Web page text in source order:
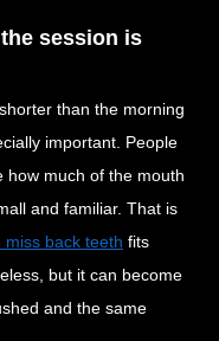
session is
than the morning
important. People
how much of the mouth
and familiar. That is
back teeth fits
but it can become
and the same